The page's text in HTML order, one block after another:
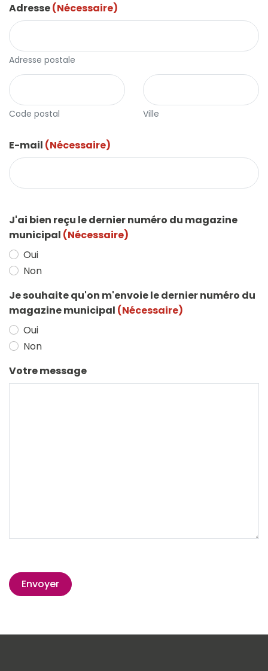
Adresse(Nécessaire)
Adresse postale
Code postal Ville
E-mail (Nécessaire)
J'ai bien reçu le dernier numéro du magazine
municipal (Nécessaire)
Oui
Non
Je souhaite qu'on m'envoie le dernier numéro du
magazine municipal (Nécessaire)
Oui
Non
Votre message
Envoyer